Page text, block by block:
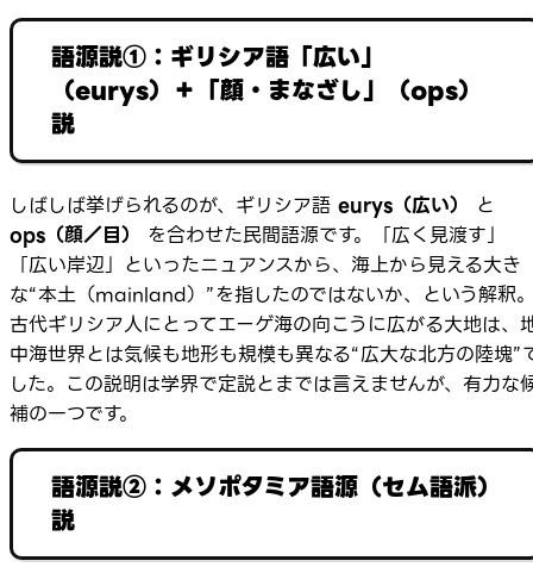
語源説①：ギリシア語「広い」
（eurys）＋「顔・まなざし」（ops）
説
しばしば挙げられるのが、ギリシア語 eurys（広い）
と
ops（顔／目）
を合わせた民間語源です。「広く見渡す」
「広い岸辺」といったニュアンスから、海上から見える大き
な“本土（mainland）”を指したのではないか、という解釈
古代ギリシア人にとってエーゲ海の向こうに広がる大地は、
中海世界とは気候も地形も規模も異なる“広大な北方の陸塊”
した。この説明は学界で定説とまでは言えませんが、有力な
補の一つです。
語源説②：メソポタミア語源（セム語派）
説